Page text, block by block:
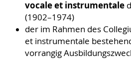
vocale et instrumentale
(1902–1974)
der im Rahmen des
et instrumentale
vorrangig